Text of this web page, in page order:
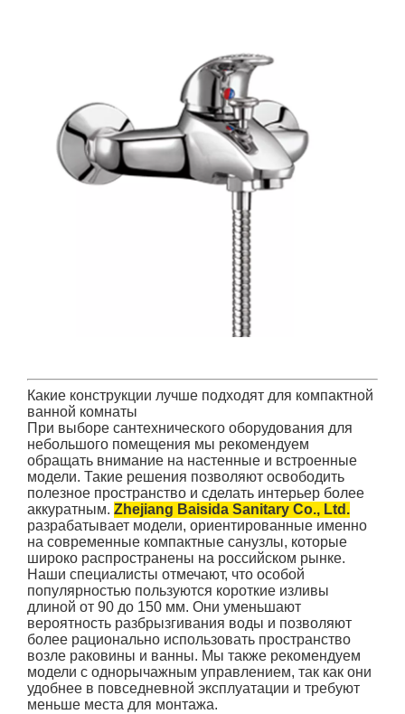
Какие конструкции лучше подходят для компактной
ванной комнаты
При выборе сантехнического оборудования для
небольшого помещения мы рекомендуем
обращать внимание на настенные и встроенные
модели. Такие решения позволяют освободить
полезное пространство и сделать интерьер более
аккуратным.Zhejiang Baisida Sanitary Co., Ltd.
разрабатывает модели, ориентированные именно
на современные компактные санузлы, которые
широко распространены на российском рынке.
Наши специалисты отмечают, что особой
популярностью пользуются короткие изливы
длиной от 90 до 150 мм. Они уменьшают
вероятность разбрызгивания воды и позволяют
более рационально использовать пространство
возле раковины и ванны. Мы также рекомендуем
модели с однорычажным управлением, так как они
удобнее в повседневной эксплуатации и требуют
меньше места для монтажа.